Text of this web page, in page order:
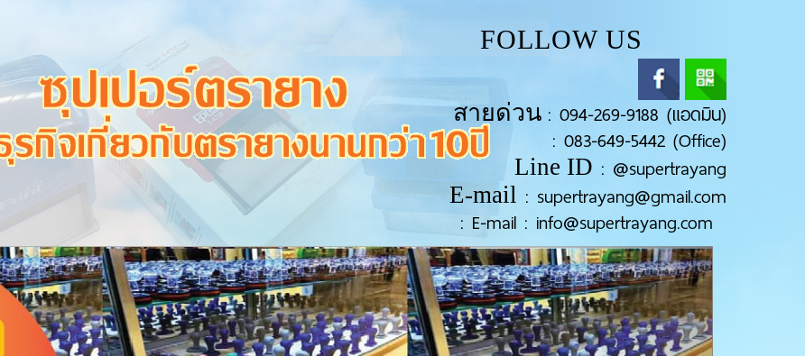
FOLLOW US
สายด่วน : 094-269-9188 (แอดมิน)
: 083-649-5442 (Office)
Line ID : @supertrayang
E-mail : supertrayang@gmail.com
: E-mail : info@supertrayang.com
Next